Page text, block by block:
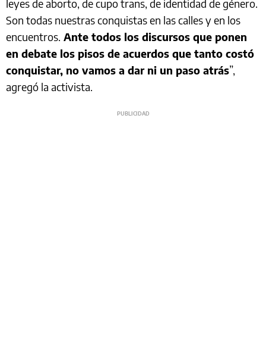
leyes de aborto, de cupo trans, de identidad de género.
Son todas nuestras conquistas en las calles y en los
encuentros. Ante todos los discursos que ponen
en debate los pisos de acuerdos que tanto costó
conquistar, no vamos a dar ni un paso atrás”,
agregó la activista.